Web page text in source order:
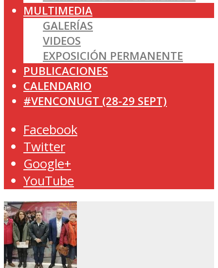
MULTIMEDIA
GALERÍAS
VIDEOS
EXPOSICIÓN PERMANENTE
PUBLICACIONES
CALENDARIO
#VENCONUGT (28-29 SEPT)
Facebook
Twitter
Google+
YouTube